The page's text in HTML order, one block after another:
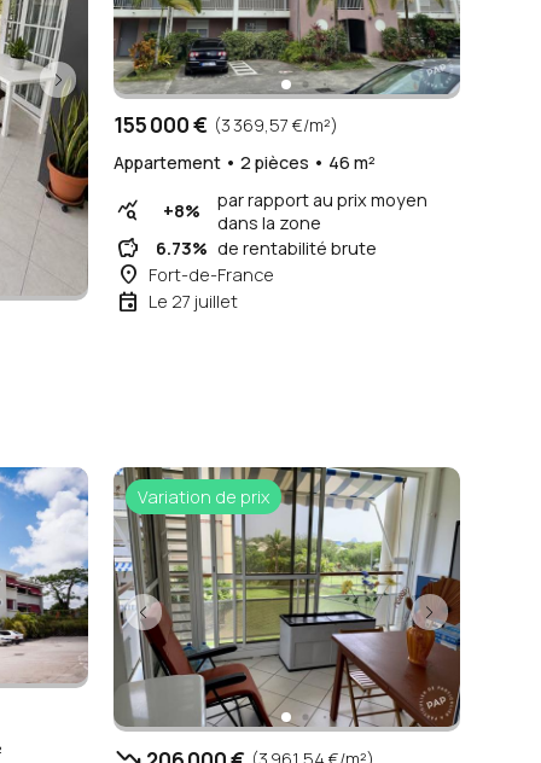
155 000 € (3 369,57 €/m²)
Appartement • 2 pièces • 46 m²
query_stats +8%
par rapport au prix moyen
dans la zone
savings 6.73% de rentabilité brute
place Fort-de-France
event Le 27 juillet
Variation de prix